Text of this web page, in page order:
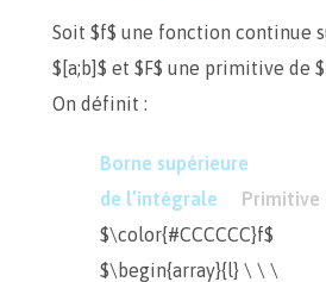
Soit $f$ une fonction continue
$[a;b]$ et $F$ une primitive de
On définit :
Borne supérieure
de l’intégrale
Primitive
$\color{#CCCCCC}f$
$\begin{array}{l} \ \ \